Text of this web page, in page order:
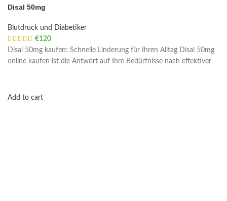
Disal 50mg
Blutdruck und Diabetiker
€120
Disal 50mg kaufen: Schnelle Linderung für Ihren Alltag Disal 50mg
online kaufen ist die Antwort auf Ihre Bedürfnisse nach effektiver
Add to cart